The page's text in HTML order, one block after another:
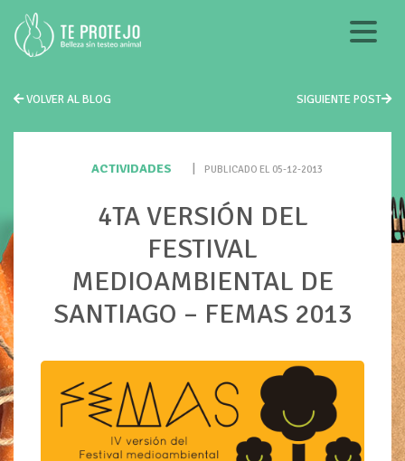
VOLVER AL BLOG SIGUIENTE POST
ACTIVIDADES PUBLICADO EL 05-12-2013
4TA VERSIÓN DEL
FESTIVAL
MEDIOAMBIENTAL DE
SANTIAGO – FEMAS 2013